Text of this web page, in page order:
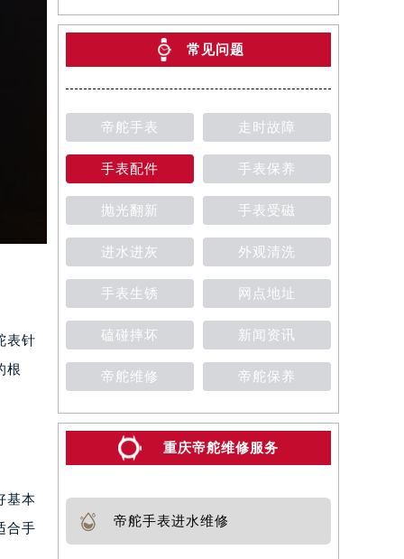
表针
根
基本
合手
常见问题
帝舵手表 走时故障
手表配件 手表保养
抛光翻新 手表受磁
进水进灰 外观清洗
手表生锈 网点地址
磕碰摔坏 新闻资讯
帝舵维修 帝舵保养
重庆帝舵维修服务
帝舵手表进水维修